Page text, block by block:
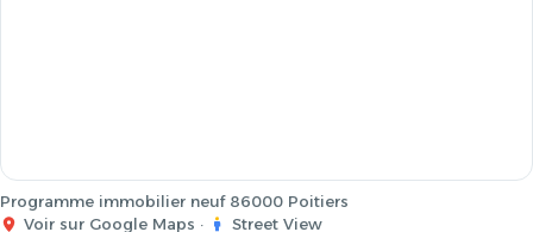
Programme immobilier neuf 86000 Poitiers
Voir sur Google Maps · Street View